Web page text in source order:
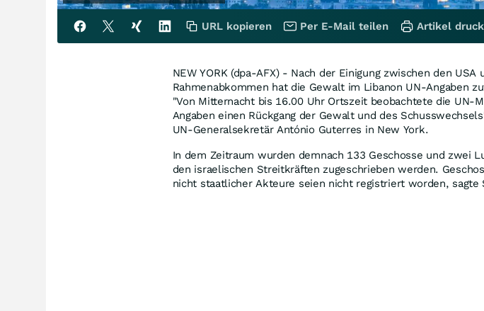
NEW YORK (dpa-AFX) - Nach der Einigung zwischen den USA
Rahmenabkommen hat die Gewalt im Libanon UN-Angaben
"Von Mitternacht bis 16.00 Uhr Ortszeit beobachtete die UN-
Angaben einen Rückgang der Gewalt und des
UN-Generalsekretär António Guterres in New York.
In dem Zeitraum wurden demnach 133 Geschosse und zwei
den israelischen Streitkräften zugeschrieben werden.
nicht staatlicher Akteure seien nicht registriert worden, sagte
URL kopieren Per E-Mail teilen Artikel